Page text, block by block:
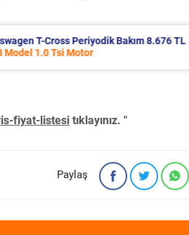
Honda Civic Periyodik Bakım 5.546 TL
2010 Model 1.6i VTEC Motor
fiyat-listesi tıklayınız. "
Paylaş